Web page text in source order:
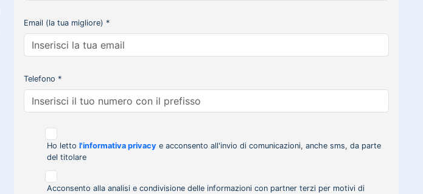
Email (la tua migliore) *
Telefono *
Ho letto l'informativa privacy e acconsento all'invio di comunicazioni, anche sms, da parte
del titolare
Acconsento alla analisi e condivisione delle informazioni con partner terzi per motivi di